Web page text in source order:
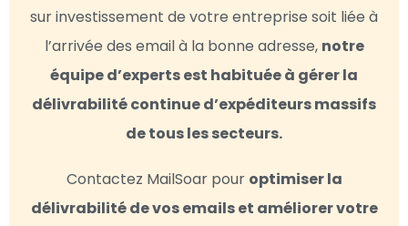
sur investissement de votre entreprise soit liée à
l’arrivée des email à la bonne adresse, notre
équipe d’experts est habituée à gérer la
délivrabilité continue d’expéditeurs massifs
de tous les secteurs.
Contactez MailSoar pour optimiser la
délivrabilité de vos emails et améliorer votre